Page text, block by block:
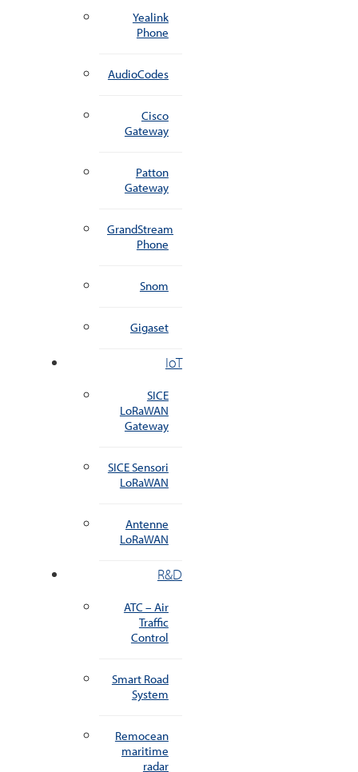
Yealink
Phone
AudioCodes
Cisco
Gateway
Patton
Gateway
GrandStream
Phone
Snom
Gigaset
IoT
SICE
LoRaWAN
Gateway
SICE Sensori
LoRaWAN
Antenne
LoRaWAN
R&D
ATC – Air
Traffic
Control
Smart Road
System
Remocean
maritime
radar